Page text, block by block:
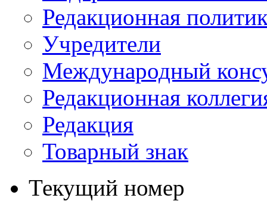
Редакционная
Учредители
Международный
Редакционная
Редакция
Товарный знак
Текущий номер